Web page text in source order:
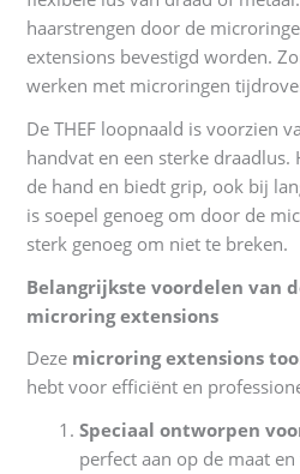
haarstrengen door de
extensions bevestigd worden.
werken met microringen
De THEF loopnaald is voorzien
handvat en een sterke
de hand en biedt grip, ook bij
is soepel genoeg om door de
sterk genoeg om niet te breken.
Belangrijkste voordelen van
microring extensions
Deze microring extensions
hebt voor efficiënt en
Speciaal ontworpen
perfect aan op de maat